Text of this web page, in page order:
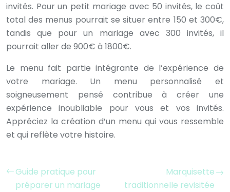
invités. Pour un petit mariage avec 50 invités, le coût
total des menus pourrait se situer entre 150 et 300€,
tandis que pour un mariage avec 300 invités, il
pourrait aller de 900€ à 1800€.
Le menu fait partie intégrante de l’expérience de
votre mariage. Un menu personnalisé et
soigneusement pensé contribue à créer une
expérience inoubliable pour vous et vos invités.
Appréciez la création d’un menu qui vous ressemble
et qui reflète votre histoire.
Guide pratique pour
préparer un mariage
Marquisette
traditionnelle revisitée